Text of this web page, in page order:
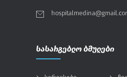
სასარგებლო ბმულები